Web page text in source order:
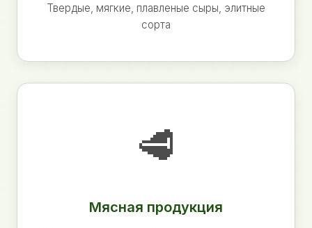
Твердые, мягкие, плавленые сыры, элитные
сорта
🥩
Мясная продукция